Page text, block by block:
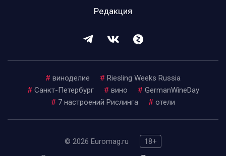
Редакция
# виноделие # Riesling Weeks Russia
# Санкт-Петербург # вино # GermanWineDay
# 7 настроений Рислинга # отели
© 2026 Euromag.ru
18+